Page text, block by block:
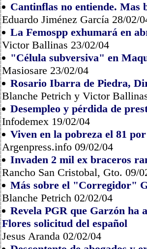
Cantinflas no entiende. Mas
Eduardo Jiménez García 28/02/
La Femospp exhumará en
Victor Ballinas 23/02/04
"Célula subversiva" en
Masiosare 23/02/04
Rosario Ibarra de Piedra,
Blanche Petrich y Victor
Desempleo y pérdida de
Infodemex 19/02/04
Viven en la pobreza el 81
Argenpress.info 09/02/04
Invaden 2 mil ex braceros
Rancho San Cristobal, Gto. 09/
Más sobre el "Corregidor"
Blanche Petrich 02/02/04
Revela PGR que Garzón ha
Flores solicitud del español
Jesus Aranda 02/02/04